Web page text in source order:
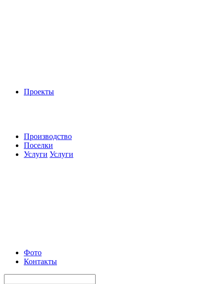
Проекты
Производство
Поселки
Услуги Услуги
Фото
Контакты